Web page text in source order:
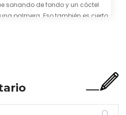
sonando de fondo y un cóctel
palmera. Eso también es cierto.